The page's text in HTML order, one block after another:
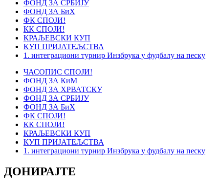
ФОНД ЗА СРБИЈУ
ФОНД ЗА БиХ
ФК СПОЈИ!
КК СПОЈИ!
КРАЉЕВСКИ КУП
КУП ПРИЈАТЕЉСТВА
1. интеграциони турнир Инзбрука у фудбалу на песку
ЧАСОПИС СПОЈИ!
ФОНД ЗА КиМ
ФОНД ЗА ХРВАТСКУ
ФОНД ЗА СРБИЈУ
ФОНД ЗА БиХ
ФК СПОЈИ!
КК СПОЈИ!
КРАЉЕВСКИ КУП
КУП ПРИЈАТЕЉСТВА
1. интеграциони турнир Инзбрука у фудбалу на песку
ДОНИРАЈТЕ